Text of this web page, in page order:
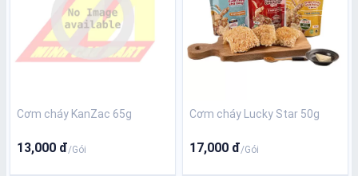
Cơm cháy KanZac 65g
13,000 đ/Gói
Cơm cháy Lucky Star 50g
17,000 đ/Gói